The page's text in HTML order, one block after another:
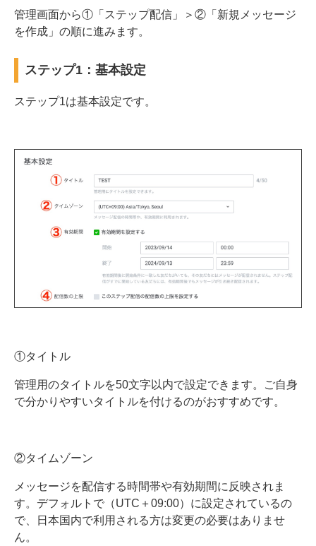
管理画面から①「ステップ配信」＞②「新規メッセージ
を作成」の順に進みます。
ステップ1：基本設定
ステップ1は基本設定です。
①タイトル
管理用のタイトルを50文字以内で設定できます。ご自身
で分かりやすいタイトルを付けるのがおすすめです。
②タイムゾーン
メッセージを配信する時間帯や有効期間に反映されま
す。デフォルトで（UTC＋09:00）に設定されているの
で、日本国内で利用される方は変更の必要はありませ
ん。